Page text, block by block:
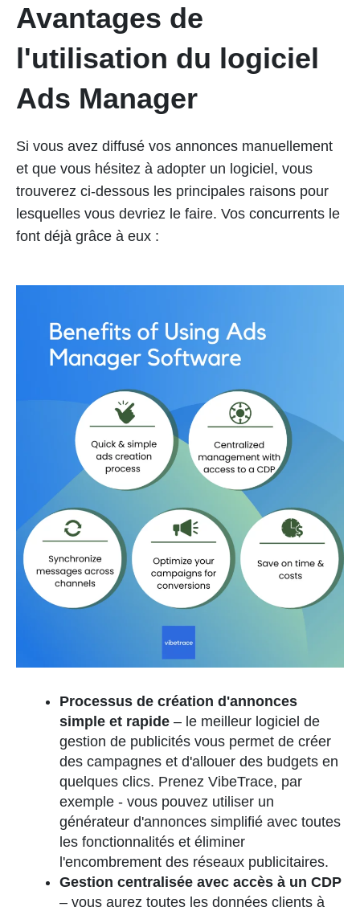
Avantages de
l'utilisation du logiciel
Ads Manager
Si vous avez diffusé vos annonces manuellement
et que vous hésitez à adopter un logiciel, vous
trouverez ci-dessous les principales raisons pour
lesquelles vous devriez le faire. Vos concurrents le
font déjà grâce à eux :
Processus de création d'annonces
simple et rapide – le meilleur logiciel de
gestion de publicités vous permet de créer
des campagnes et d'allouer des budgets en
quelques clics. Prenez VibeTrace, par
exemple - vous pouvez utiliser un
générateur d'annonces simplifié avec toutes
les fonctionnalités et éliminer
l'encombrement des réseaux publicitaires.
Gestion centralisée avec accès à un CDP
– vous aurez toutes les données clients à